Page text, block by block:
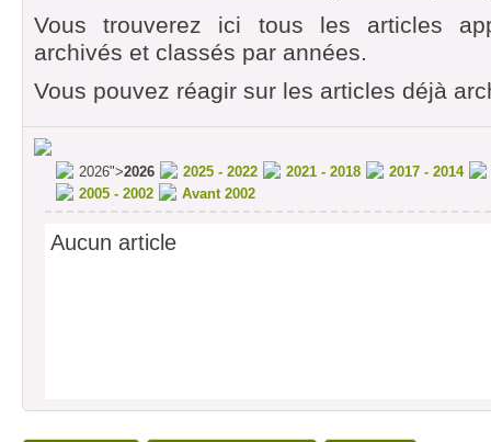
Vous trouverez ici tous les articles
archivés et classés par années.
Vous pouvez réagir sur les articles déjà
2026">2026 2025 - 2022 2021 - 2018
2017 - 2014
2005 - 2002
Avant 2002
Aucun article